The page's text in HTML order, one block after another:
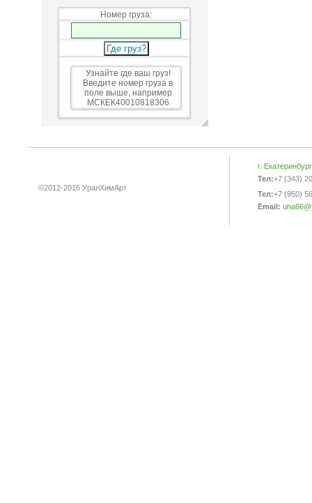
Номер груза:
Узнайте где ваш груз!
Введите номер груза в
поле выше, например
МСКЕК40010818306
©2012-2016 УралХимАрт
г.
Тел:+7 (343)
Тел:+7 (950)
Email: